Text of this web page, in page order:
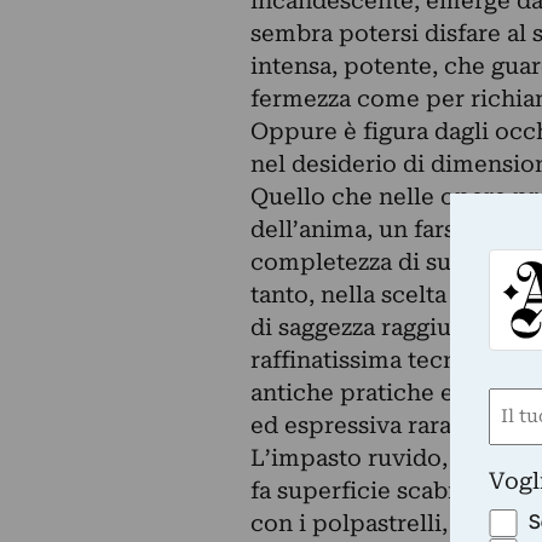
sembra potersi disfare al
intensa, potente, che
fermezza come per
Oppure è figura dagli
nel desiderio di
Quello che nelle opere
dell’anima, un farsi
completezza di
tanto, nella scelta delle
di saggezza raggiunta e
raffinatissima tecnica
antiche pratiche e
ed espressiva rara,
L’impasto ruvido, che
fa superficie scabra,
con i polpastrelli, da
Nome